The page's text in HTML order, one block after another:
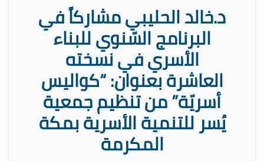
د.خالد الحليبي مشاركاً في
البرنامج السّنوي للبناء
الأسري في نسخته
العاشرة بعنوان: “كواليس
أسريّة” من تنظيم جمعية
يُسر للتنمية الأسرية بمكة
المكرمة